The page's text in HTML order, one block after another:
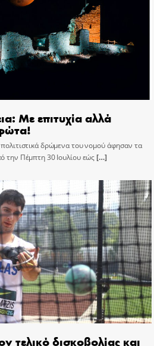
Με επιτυχία αλλά
δρώμενα του νομού άφησαν τα
την Πέμπτη 30 Ιουλίου εώς[…]
τελικό δισκοβολίας και